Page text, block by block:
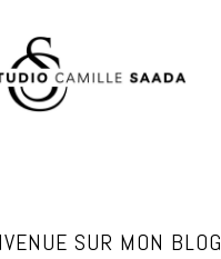
SUR MON BLOG